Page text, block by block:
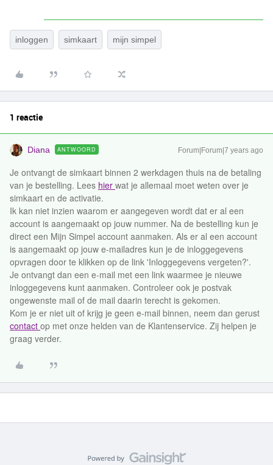
inloggen simkaart mijn simpel
1 reactie
Diana ANTWOORD Forum|Forum|7 years ago
Je ontvangt de simkaart binnen 2 werkdagen thuis na de betaling
van je bestelling. Lees hier wat je allemaal moet weten over je
simkaart en de activatie.
Ik kan niet inzien waarom er aangegeven wordt dat er al een
account is aangemaakt op jouw nummer. Na de bestelling kun je
direct een Mijn Simpel account aanmaken. Als er al een account
is aangemaakt op jouw e-mailadres kun je de inloggegevens
opvragen door te klikken op de link 'Inloggegevens vergeten?'.
Je ontvangt dan een e-mail met een link waarmee je nieuwe
inloggegevens kunt aanmaken. Controleer ook je postvak
ongewenste mail of de mail daarin terecht is gekomen.
Kom je er niet uit of krijg je geen e-mail binnen, neem dan gerust
contact op met onze helden van de Klantenservice. Zij helpen je
graag verder.